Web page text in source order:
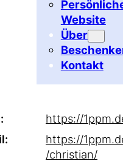
Website
Über
Kontakt
https://
https://
/christian/